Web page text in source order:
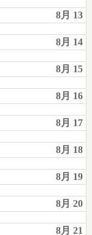
8月 13
8月 14
8月 15
8月 16
8月 17
8月 18
8月 19
8月 20
8月 21